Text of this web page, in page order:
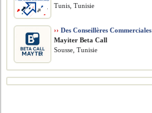
Tunis, Tunisie
›› Des Conseillères Commerciales
Mayiter Beta Call
Sousse, Tunisie